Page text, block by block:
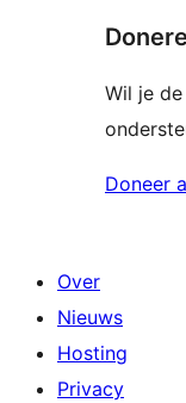
Wil je
Doneer
Over
Nieuws
Hosting
Privacy